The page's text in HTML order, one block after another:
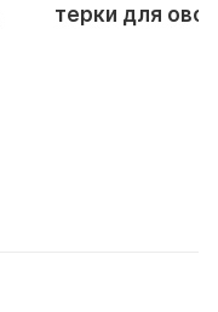
терки для